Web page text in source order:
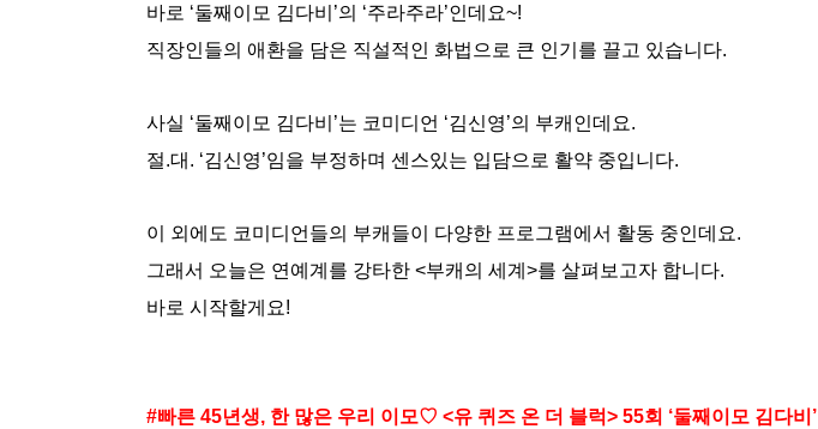
바로 ‘둘째이모 김다비’의 ‘주라주라’인데요~!
직장인들의 애환을 담은 직설적인 화법으로 큰 인기를 끌고 있습니다.
사실 ‘둘째이모 김다비’는 코미디언 ‘김신영’의 부캐인데요.
절.대. ‘김신영’임을 부정하며 센스있는 입담으로 활약 중입니다.
이 외에도 코미디언들의 부캐들이 다양한 프로그램에서 활동 중인데요.
그래서 오늘은 연예계를 강타한 <부캐의 세계>를 살펴보고자 합니다.
바로 시작할게요!
#빠른 45년생, 한 많은 우리 이모♡ <유 퀴즈 온 더 블럭> 55회 ‘둘째이모 김다비’